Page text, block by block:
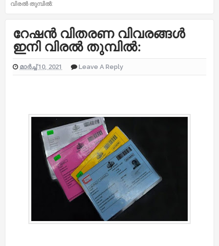
വിരൽ തുമ്പിൽ:
റേഷൻ വിതരണ വിവരങ്ങൾ
ഇനി വിരൽ തുമ്പിൽ:
മാർച്ച് 10, 2021 Leave A Reply